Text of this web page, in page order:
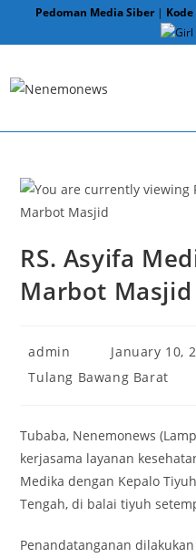
Pedoman Media Siber|
RS. Asyifa
Marbot Masjid
Post
admin
Post
January 10,
Post
Tulang Bawang Barat
Tubaba, Nenemonews
kerjasama layanan
Medika dengan Kepalo
Tengah, di balai tiyuh
Penandatanganan